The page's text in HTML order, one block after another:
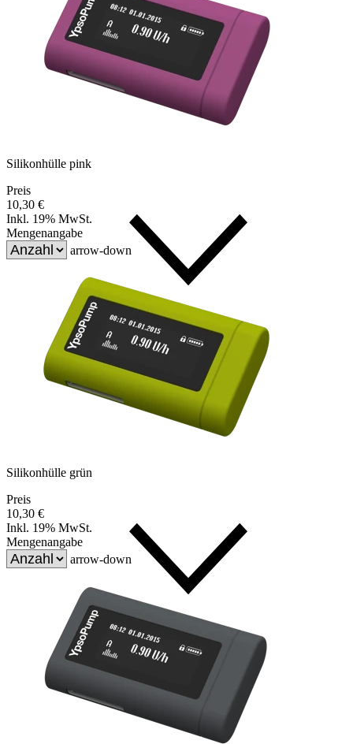
Silikonhülle pink
Preis
10,30 €
Inkl. 19% MwSt.
Mengenangabe
arrow-down
Silikonhülle grün
Preis
10,30 €
Inkl. 19% MwSt.
Mengenangabe
arrow-down